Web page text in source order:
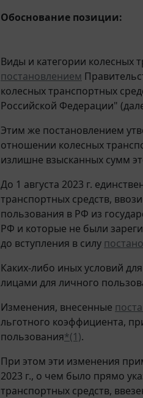
Обоснование позиции:
Виды и категории колесных
постановлением
колесных транспортных
Российской Федерации"
Этим же постановлением
отношении колесных
излишне взысканных сумм
До 1 августа 2023 г.
транспортных средств,
пользования в РФ из
РФ и которые не были
до вступления в силу
Каких-либо иных условий
лицами для личного
Изменения, внесенные
льготного коэффициента,
пользования*(1).
При этом эти изменения
2023 г., о чем было прямо
транспортных средств,